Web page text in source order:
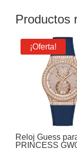
Productos
¡Oferta!
Reloj Guess
PRINCESS